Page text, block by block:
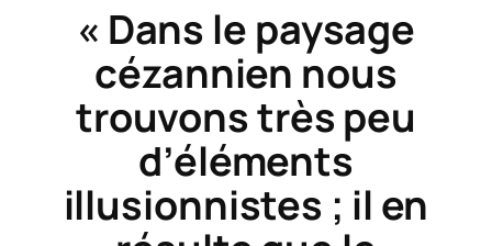
« Dans le paysage
cézannien nous
trouvons très peu
d’éléments
illusionnistes ; il en